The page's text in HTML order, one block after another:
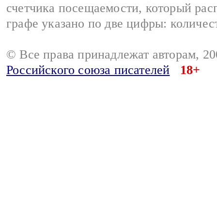
счетчика посещаемости, который
графе указано по две цифры:
© Все права принадлежат авторам,
Российского союза писателей
18+